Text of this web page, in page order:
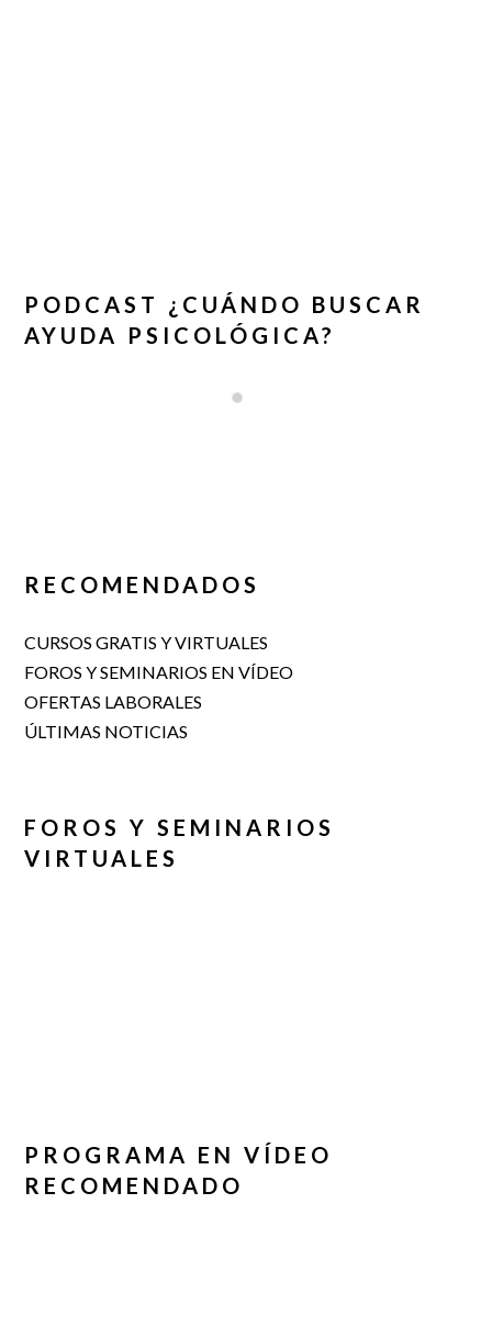
PODCAST ¿CUÁNDO BUSCAR
AYUDA PSICOLÓGICA?
RECOMENDADOS
CURSOS GRATIS Y VIRTUALES
FOROS Y SEMINARIOS EN VÍDEO
OFERTAS LABORALES
ÚLTIMAS NOTICIAS
FOROS Y SEMINARIOS
VIRTUALES
PROGRAMA EN VÍDEO
RECOMENDADO